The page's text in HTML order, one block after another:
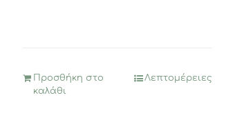
Προσθήκη στο
καλάθι
Λεπτομέρειες